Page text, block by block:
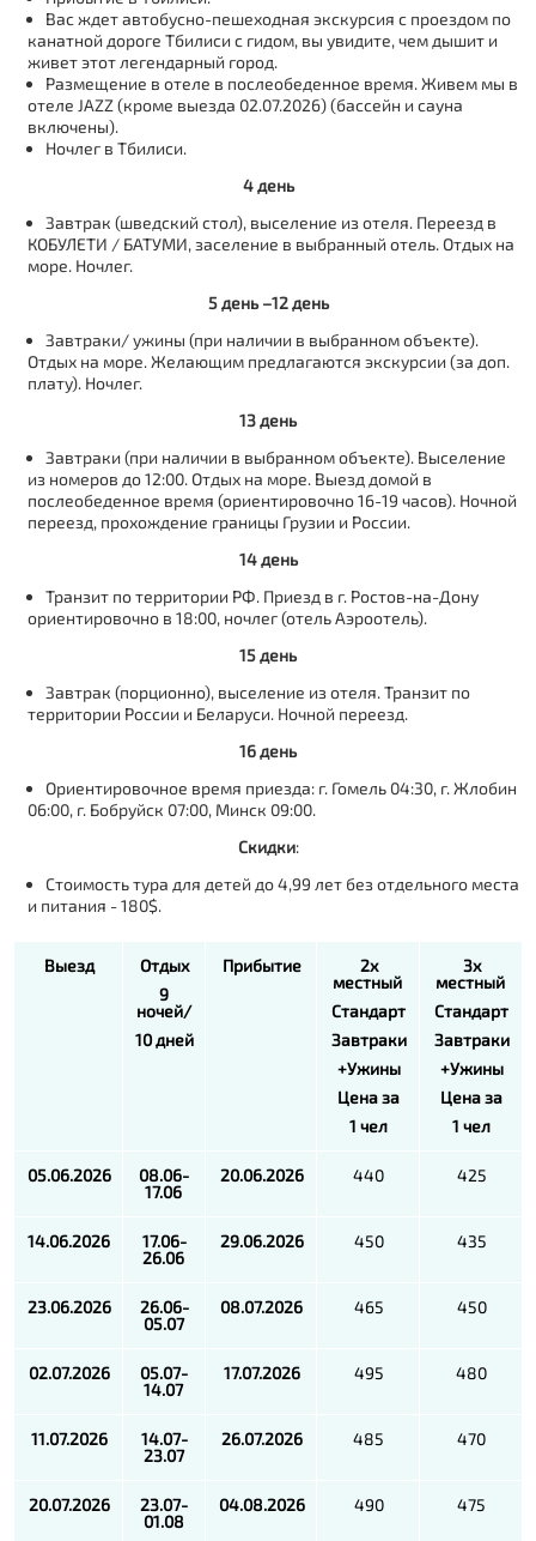
Вас ждет автобусно-пешеходная экскурсия с проездом по
канатной дороге Тбилиси с гидом, вы увидите, чем дышит и
живет этот легендарный город.
Размещение в отеле в послеобеденное время. Живем мы в
отеле JAZZ (кроме выезда 02.07.2026) (бассейн и сауна
включены).
Ночлег в Тбилиси.
4 день
Завтрак (шведский стол), выселение из отеля. Переезд в
КОБУЛЕТИ / БАТУМИ, заселение в выбранный отель. Отдых на
море. Ночлег.
5 день –12 день
Завтраки/ ужины (при наличии в выбранном объекте).
Отдых на море. Желающим предлагаются экскурсии (за доп.
плату). Ночлег.
13 день
Завтраки (при наличии в выбранном объекте). Выселение
из номеров до 12:00. Отдых на море. Выезд домой в
послеобеденное время (ориентировочно 16-19 часов). Ночной
переезд, прохождение границы Грузии и России.
14 день
Транзит по территории РФ. Приезд в г. Ростов-на-Дону
ориентировочно в 18:00, ночлег (отель Аэроотель).
15 день
Завтрак (порционно), выселение из отеля. Транзит по
территории России и Беларуси. Ночной переезд.
16 день
Ориентировочное время приезда: г. Гомель 04:30, г. Жлобин
06:00, г. Бобруйск 07:00, Минск 09:00.
Скидки:
Стоимость тура для детей до 4,99 лет без отдельного места
и питания - 180$.
Выезд
Отдых
9
ночей/
10 дней
Прибытие
2х
местный
Стандарт
Завтраки
+Ужины
Цена за
1 чел
3х
местный
Стандарт
Завтраки
+Ужины
Цена за
1 чел
05.06.2026
08.06-
17.06
20.06.2026 440 425
14.06.2026
17.06-
26.06
29.06.2026 450 435
23.06.2026
26.06-
05.07
08.07.2026 465 450
02.07.2026
05.07-
14.07
17.07.2026 495 480
11.07.2026
14.07-
23.07
26.07.2026 485 470
20.07.2026
23.07-
01.08
04.08.2026 490 475